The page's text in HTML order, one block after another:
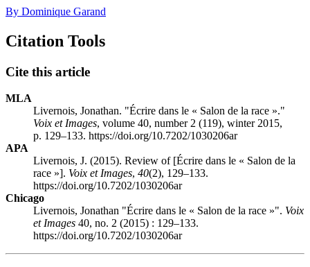
By Dominique Garand
Citation Tools
Cite this article
MLA
Livernois, Jonathan. "Écrire dans le « Salon de la race »."
Voix et Images, volume 40, number 2 (119), winter 2015,
p. 129–133. https://doi.org/10.7202/1030206ar
APA
Livernois, J. (2015). Review of [Écrire dans le « Salon de la
race »]. Voix et Images, 40(2), 129–133.
https://doi.org/10.7202/1030206ar
Chicago
Livernois, Jonathan "Écrire dans le « Salon de la race »". Voix
et Images 40, no. 2 (2015) : 129–133.
https://doi.org/10.7202/1030206ar